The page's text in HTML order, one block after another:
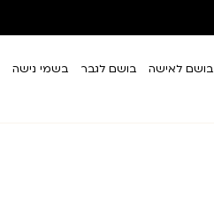
בושם לאישה בושם לגבר בשמי נישה